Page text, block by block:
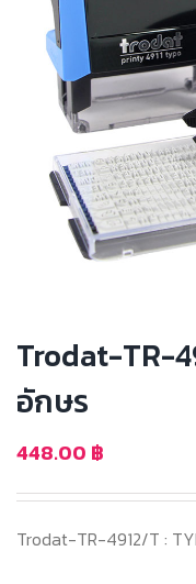
Trodat-TR-
อักษร
448.00 ฿
Trodat-TR-4912/T :